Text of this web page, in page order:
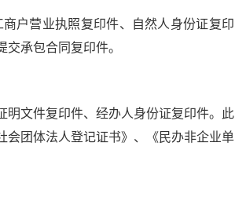
户营业执照复印件、自然人身份证复印
承包合同复印件。
文件复印件、经办人身份证复印件。此
会团体法人登记证书》、《民办非企业单